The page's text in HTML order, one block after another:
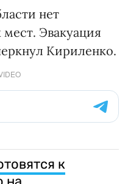
нет
Эвакуация
Кириленко.
к